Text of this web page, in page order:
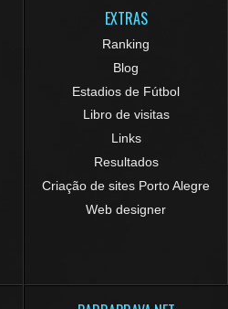
EXTRAS
Ranking
Blog
Estadios de Fútbol
Libro de visitas
Links
Resultados
Criação de sites Porto Alegre
Web designer